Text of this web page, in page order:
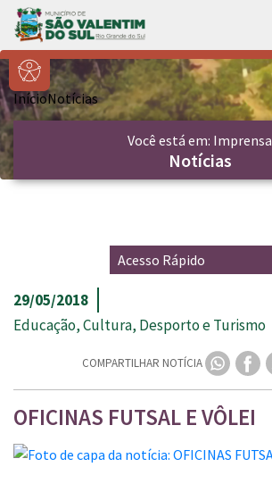
Ir para conteúdo principal
Conteúdo Principal
InícioNotícias
Você está em: Imprensa
Notícias
29/05/2018
Educação, Cultura, Desporto e Turismo
COMPARTILHAR NOTÍCIA
OFICINAS FUTSAL E VÔLEI